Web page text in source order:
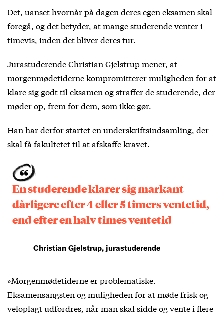
Det, uanset hvornår på dagen deres egen eksamen skal
foregå, og det betyder, at mange studerende venter i
timevis, inden det bliver deres tur.
Jurastuderende Christian Gjelstrup mener, at
morgenmødetiderne kompromitterer muligheden for at
klare sig godt til eksamen og straffer de studerende, der
møder op, frem for dem, som ikke gør.
Han har derfor startet en underskriftsindsamling, der
skal få fakultetet til at afskaffe kravet.
En studerende klarer sig markant
dårligere efter 4 eller 5 timers ventetid,
end efter en halv times ventetid
Christian Gjelstrup, jurastuderende
»Morgenmødetiderne er problematiske.
Eksamensangsten og muligheden for at møde frisk og
veloplagt udfordres, når man skal sidde og vente i flere